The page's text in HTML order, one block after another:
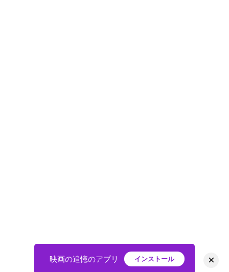
映画の追憶のアプリ インストール ×